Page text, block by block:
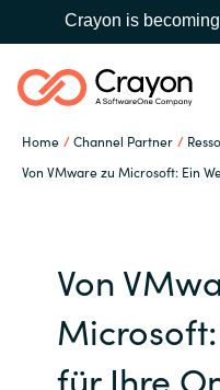
Crayon is
Home Channel Partner
Von VMware zu Microsoft: Ein
Suchen
Unsere
Ressourcen
Von
für Ihre